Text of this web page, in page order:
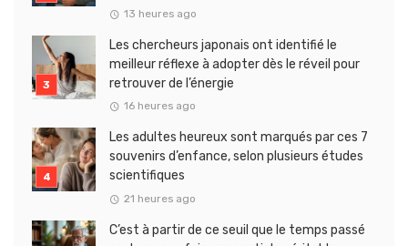
13 heures ago
Les chercheurs japonais ont identifié le
meilleur réflexe à adopter dès le réveil pour
retrouver de l’énergie
16 heures ago
Les adultes heureux sont marqués par ces 7
souvenirs d’enfance, selon plusieurs études
scientifiques
21 heures ago
C’est à partir de ce seuil que le temps passé